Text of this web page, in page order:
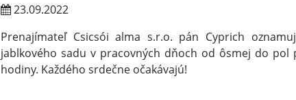
23.09.2022
Prenajímateľ Csicsói alma s.r.o. pán Cyprich
jablkového sadu v pracovných dňoch od ôsmej do
hodiny. Každého srdečne očakávajú!